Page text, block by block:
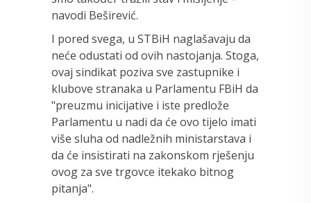
navodi Beširević.
I pored svega, u STBiH naglašavaju da
neće odustati od ovih nastojanja. Stoga,
ovaj sindikat poziva sve zastupnike i
klubove stranaka u Parlamentu FBiH da
"preuzmu inicijative i iste predlože
Parlamentu u nadi da će ovo tijelo imati
više sluha od nadležnih ministarstava i
da će insistirati na zakonskom rješenju
ovog za sve trgovce itekako bitnog
pitanja".